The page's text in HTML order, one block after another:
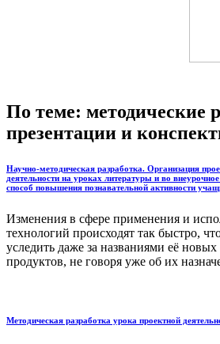
По теме: методические
презентации и
Научно-методическая разработка. Организация
деятельности на уроках литературы и во
способ повышения познавательной активности
Изменения в сфере применения и
технологий происходят так быстро,
уследить даже за названиями её
продуктов, не говоря уже об их
Методическая разработка урока проектной